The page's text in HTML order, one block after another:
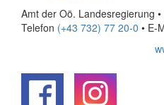
Amt der Oö. Landesregierung
Telefon (+43 732) 77 20-0 • E-